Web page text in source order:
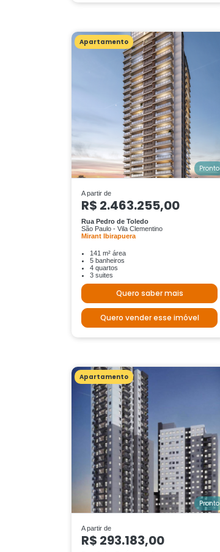
Apartamento
Pronto
A partir de
R$ 2.463.255,00
Rua Pedro de Toledo
São Paulo - Vila Clementino
Mirant Ibirapuera
141 m² área
5 banheiros
4 quartos
3 suites
Quero saber mais
Quero vender esse imóvel
Apartamento
Pronto
A partir de
R$ 293.183,00